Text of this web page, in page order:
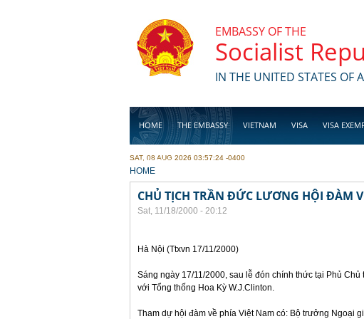
EMBASSY OF THE
Socialist
IN THE UNITED STATES OF
HOME THE EMBASSY VIETNAM VISA VISA
BUSINESS
SAT, 08 AUG 2026 03:57:24 -0400
YOU ARE HERE
HOME
CHỦ TỊCH TRẦN ĐỨC LƯƠNG HỘI ĐÀM
Sat, 11/18/2000 - 20:12
Hà Nội (Ttxvn 17/11/2000)
Sáng ngày 17/11/2000, sau lễ đón chính thức tại Phủ
với Tổng thống Hoa Kỳ W.J.Clinton.
Tham dự hội đàm về phía Việt Nam có: Bộ trưởng Ngoại